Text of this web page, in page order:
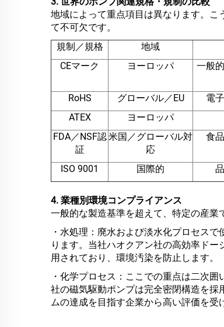
地域によって重点項目は異なります。
て不可欠です。
規制／規格
地域
CEマーク
ヨーロッパ
一般
RoHS
グローバル／EU 電
ATEX
ヨーロッパ
FDA／NSF認
証
米国／グローバル対
応
食
ISO 9001 国際的
4. 業種別環境コンプライアンス
一般的な製造基準を超えて、特定の産業
・水処理：廃水および淡水化プロセス
ります。当社ハオクアン社の高効率ド
用されており、環境汚染を防止します。
・化学プロセス：ここでの重点は二次
社の磁気駆動ポンプは完全密閉構造を採
ムの達成を目指す企業から高い評価を受